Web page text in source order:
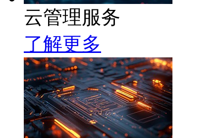
云管理服务
了解更多